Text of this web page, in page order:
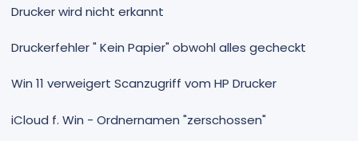
Drucker wird nicht erkannt
Druckerfehler " Kein Papier" obwohl alles gecheckt
Win 11 verweigert Scanzugriff vom HP Drucker
iCloud f. Win - Ordnernamen "zerschossen"